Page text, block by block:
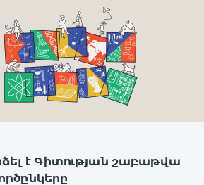
է Գիտության շաբաթվա